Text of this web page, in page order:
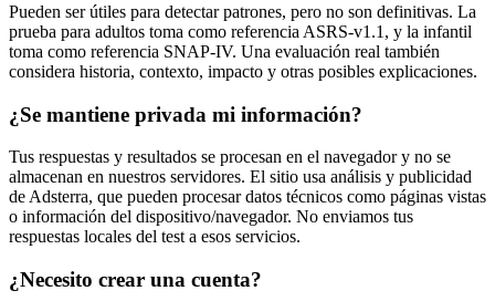
Pueden ser útiles para detectar patrones, pero no son definitivas. La
prueba para adultos toma como referencia ASRS-v1.1, y la infantil
toma como referencia SNAP-IV. Una evaluación real también
considera historia, contexto, impacto y otras posibles explicaciones.
¿Se mantiene privada mi información?
Tus respuestas y resultados se procesan en el navegador y no se
almacenan en nuestros servidores. El sitio usa análisis y publicidad
de Adsterra, que pueden procesar datos técnicos como páginas vistas
o información del dispositivo/navegador. No enviamos tus
respuestas locales del test a esos servicios.
¿Necesito crear una cuenta?